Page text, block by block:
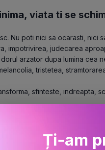
viata ti se
Nu poti nici sa ocarasti, nici
impotrivirea, judecarea
arzator dupa lumina cea
tristetea,
sfinteste, indreapta,
celei adevarate, totul.
Hristos este moarte, iad,
Ori vei fi in viata, ori in
Ți-am